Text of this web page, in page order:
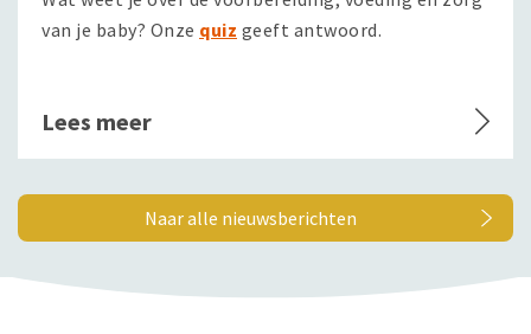
van je baby? Onze quiz geeft antwoord.
Lees meer
Naar alle nieuwsberichten